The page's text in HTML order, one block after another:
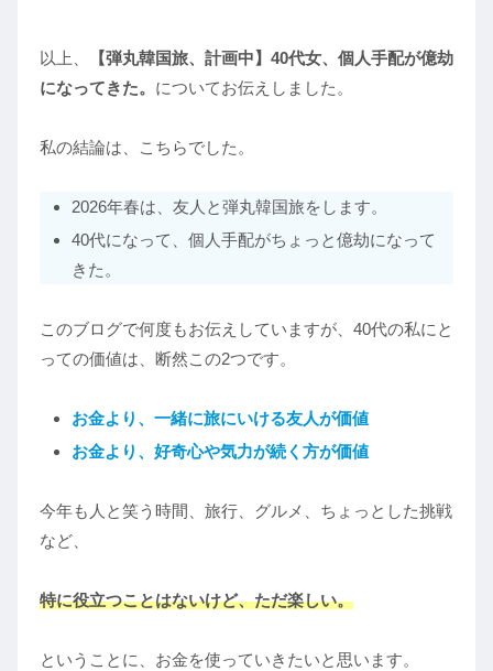
以上、
【弾丸韓国旅、計画中】40代女、個人手配が億劫
になってきた。 についてお伝えしました。
私の結論は、こちらでした。
2026年春は、友人と弾丸韓国旅をします。
40代になって、個人手配がちょっと億劫になって
きた。
このブログで何度もお伝えしていますが、40代の私にと
っての価値は、断然この2つです。
お金より、一緒に旅にいける友人が価値
お金より、好奇心や気力が続く方が価値
今年も人と笑う時間、旅行、グルメ、ちょっとした挑戦
など、
特に役立つことはないけど、ただ楽しい。
ということに、お金を使っていきたいと思います。